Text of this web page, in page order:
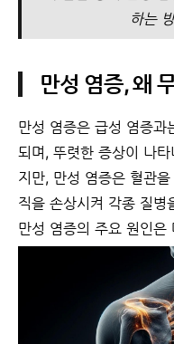
하는
만성 염증, 왜
만성 염증은 급성 염증과
되며, 뚜렷한 증상이 나
지만, 만성 염증은 혈관
직을 손상시켜 각종 질병
만성 염증의 주요 원인은